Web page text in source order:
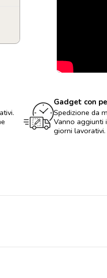
Gadget con
Spedizione da
Vanno aggiunti
giorni lavorativi.